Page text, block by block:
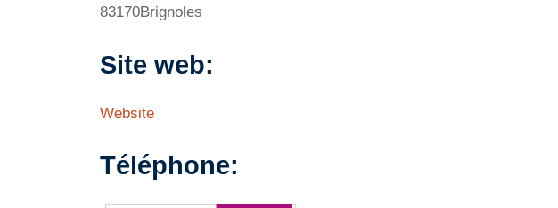
83170Brignoles
Site web:
Website
Téléphone: